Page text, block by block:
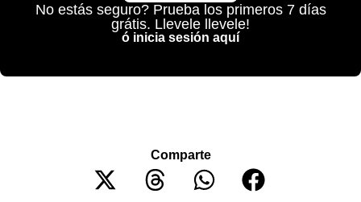
No estás seguro? Prueba los primeros 7 días
grátis. Llevele llevele!
ó inicia sesión aquí
Comparte